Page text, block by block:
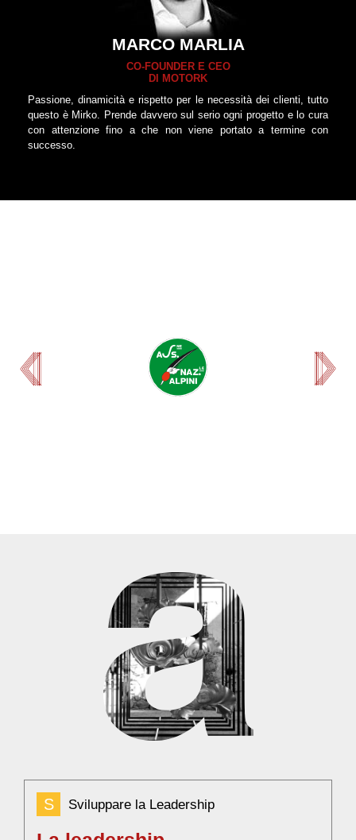
MARCO MARLIA
CO-FOUNDER E CEO
DI MOTORK
Passione, dinamicità e rispetto per le necessità dei clienti, tutto
questo è Mirko. Prende davvero sul serio ogni progetto e lo cura
con attenzione fino a che non viene portato a termine con
successo.
S Sviluppare la Leadership